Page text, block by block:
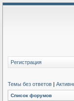
Регистрация
Темы без ответов |
Список форумов